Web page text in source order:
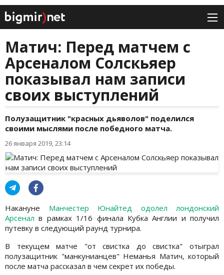
Матич: Перед матчем с
Арсеналом Солскьяер
показывал нам записи
своих выступлений
Полузащитник "красных дьяволов" поделился
своими мыслями после победного матча.
26 января 2019, 23:14
Накануне Манчестер Юнайтед одолел лондонский
Арсенал в рамках 1/16 финала Кубка Англии и получил
путевку в следующий раунд турнира.
В текущем матче "от свистка до свистка" отыграл
полузащитник "манкунианцев" Неманья Матич, который
после матча рассказал в чем секрет их победы.